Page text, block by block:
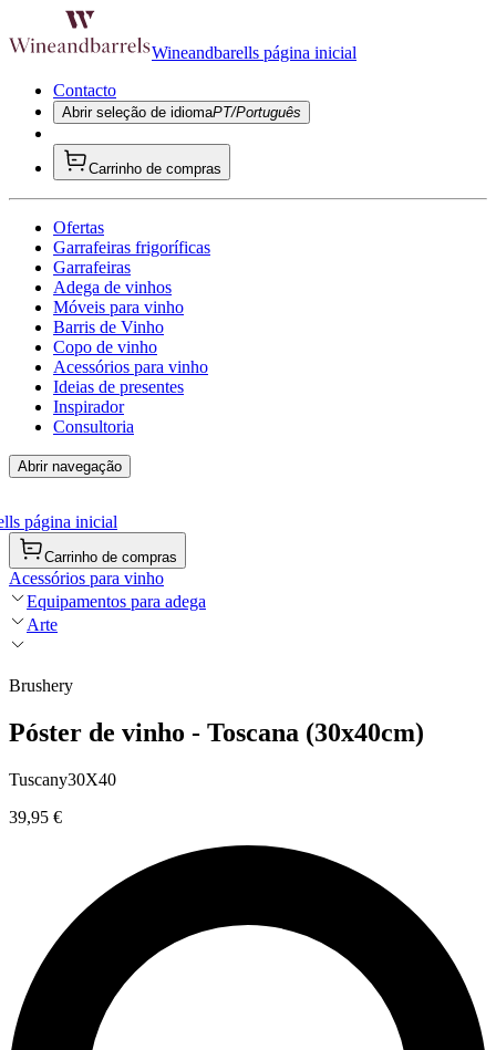
Wineandbarells página inicial
Contacto
Abrir seleção de idiomaPT/Português
Carrinho de compras
Ofertas
Garrafeiras frigoríficas
Garrafeiras
Adega de vinhos
Móveis para vinho
Barris de Vinho
Copo de vinho
Acessórios para vinho
Ideias de presentes
Inspirador
Consultoria
Abrir navegação
página inicial
Carrinho de compras
Acessórios para vinho
Equipamentos para adega
Arte
Brushery
Póster de vinho - Toscana (30x40cm)
Tuscany30X40
39,95 €